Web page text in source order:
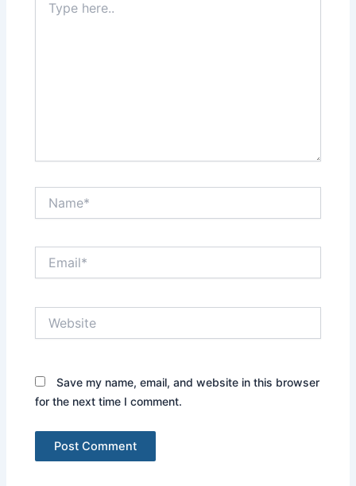
here..
Save my name, email, and website in this browser
for the next time I comment.